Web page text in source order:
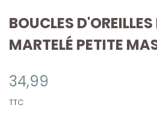
BOUCLES
MARTELÉ PETITE
34,99
TTC